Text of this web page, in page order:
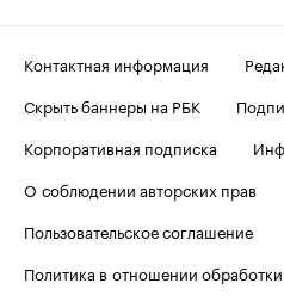
Контактная информация
Скрыть баннеры на РБК
Корпоративная подписка
О соблюдении авторских прав
Пользовательское соглашение
Политика в отношении